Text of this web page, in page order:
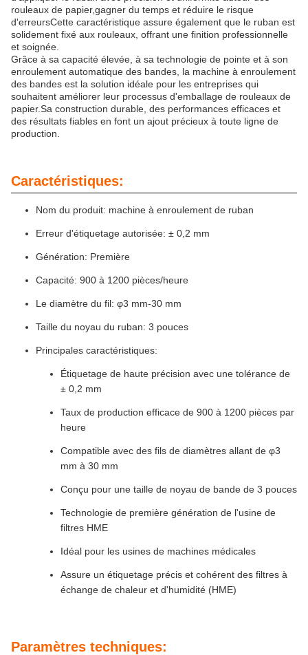
rouleaux de papier,gagner du temps et réduire le risque
d'erreursCette caractéristique assure également que le ruban est
solidement fixé aux rouleaux, offrant une finition professionnelle
et soignée.
Grâce à sa capacité élevée, à sa technologie de pointe et à son
enroulement automatique des bandes, la machine à enroulement
des bandes est la solution idéale pour les entreprises qui
souhaitent améliorer leur processus d'emballage de rouleaux de
papier.Sa construction durable, des performances efficaces et
des résultats fiables en font un ajout précieux à toute ligne de
production.
Caractéristiques:
Nom du produit: machine à enroulement de ruban
Erreur d'étiquetage autorisée: ± 0,2 mm
Génération: Première
Capacité: 900 à 1200 pièces/heure
Le diamètre du fil: φ3 mm-30 mm
Taille du noyau du ruban: 3 pouces
Principales caractéristiques:
Étiquetage de haute précision avec une tolérance de
± 0,2 mm
Taux de production efficace de 900 à 1200 pièces par
heure
Compatible avec des fils de diamètres allant de φ3
mm à 30 mm
Conçu pour une taille de noyau de bande de 3 pouces
Technologie de première génération de l'usine de
filtres HME
Idéal pour les usines de machines médicales
Assure un étiquetage précis et cohérent des filtres à
échange de chaleur et d'humidité (HME)
Paramètres techniques: